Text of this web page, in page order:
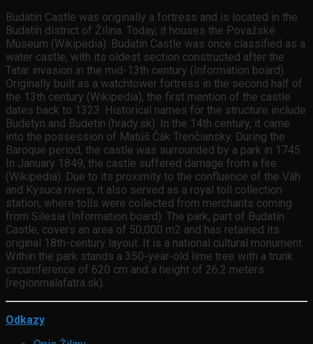
Budatín Castle was originally a fortress and is located in the
Budatín district of Žilina. Today, it houses the Považské
Museum (Wikipedia). Budatín Castle was once classified as a
water castle, with its oldest section constructed after the
Tatar invasion in the mid-13th century (Information board).
Originally built as a watchtower fortress in the second half of
the 13th century (Wikipedia), the first mention of the castle
dates back to 1323. Historical names for the structure include
Budetyn and Budetin (hrady.sk). In the 14th century, it came
into the possession of Matúš Čák Trenčiansky. During the
Baroque period, the castle was surrounded by a park in 1745.
In January 1849, the castle suffered damage from a fire
(Wikipedia). Due to its proximity to the confluence of the Váh
and Kysuca rivers, it also served as a royal toll collection
station, where tolls were collected from merchants coming
from Silesia (Information board). The park, part of Budatín
Castle, covers an area of 50,000 m2 and has retained its
original 18th-century layout. It is a national cultural monument.
Within the park stands a 350-year-old lime tree with a trunk
circumference of 620 cm and a height of 26.2 meters
(regionmalafatra.sk).
Odkazy